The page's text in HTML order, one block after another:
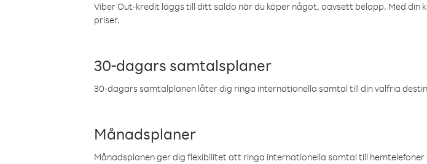
Viber Out-kredit läggs till ditt saldo när du köper något, oavsett belopp. Med din
priser.
30-dagars samtalsplaner
30-dagars samtalplanen låter dig ringa internationella samtal till din valfria
Månadsplaner
Månadsplanen ger dig flexibilitet att ringa internationella samtal till